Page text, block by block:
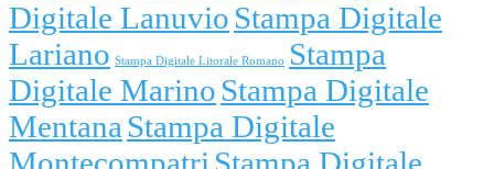
Digitale Lanuvio Stampa Digitale
Lariano Stampa Digitale Litorale Romano
Stampa
Digitale Marino Stampa Digitale
Mentana Stampa Digitale